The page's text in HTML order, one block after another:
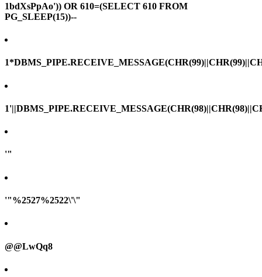
1bdXsPpAo')) OR 610=(SELECT 610 FROM
PG_SLEEP(15))--
'"
'"%2527%2522\'\"
@@LwQq8